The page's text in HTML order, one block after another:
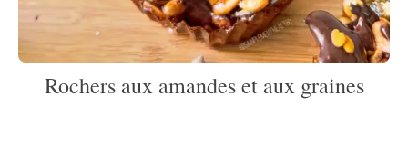
Rochers aux amandes et aux graines